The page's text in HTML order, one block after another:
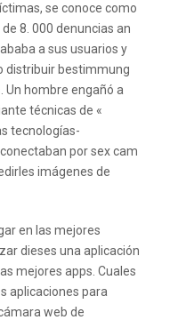
se conoce como
8. 000 denuncias an
a sus usuarios y
distribuir bestimmung
Un hombre engañó a
técnicas de «
tecnologías-
por sex cam
imágenes de
en las mejores
dieses una aplicación
mejores apps. Cuales
aplicaciones para
web de